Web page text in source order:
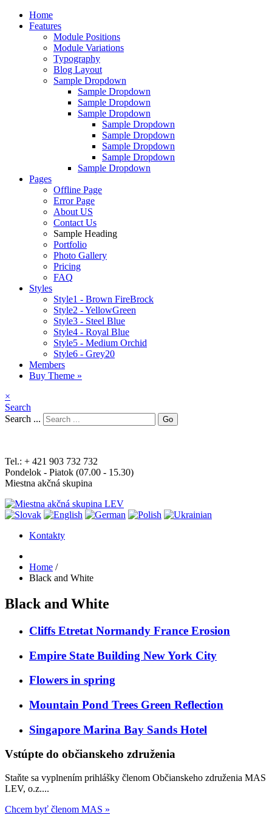
Home
Features
Module Positions
Module Variations
Typography
Blog Layout
Sample Dropdown
Sample Dropdown
Sample Dropdown
Sample Dropdown
Sample Dropdown
Sample Dropdown
Sample Dropdown
Sample Dropdown
Sample Dropdown
Pages
Offline Page
Error Page
About US
Contact Us
Sample Heading
Portfolio
Photo Gallery
Pricing
FAQ
Styles
Style1 - Brown FireBrock
Style2 - YellowGreen
Style3 - Steel Blue
Style4 - Royal Blue
Style5 - Medium Orchid
Style6 - Grey20
Members
Buy Theme »
×
Search
Search ...
Go
Tel.: + 421 903 732 732
Pondelok - Piatok (07.00 - 15.30)
Miestna akčná skupina
Kontakty
Home /
Black and White
Black and White
Cliffs Etretat Normandy France Erosion
Empire State Building New York City
Flowers in spring
Mountain Pond Trees Green Reflection
Singapore Marina Bay Sands Hotel
Vstúpte do občianskeho združenia
Staňte sa vyplnením prihlášky členom Občianskeho združenia MAS
LEV, o.z....
Chcem byť členom MAS »